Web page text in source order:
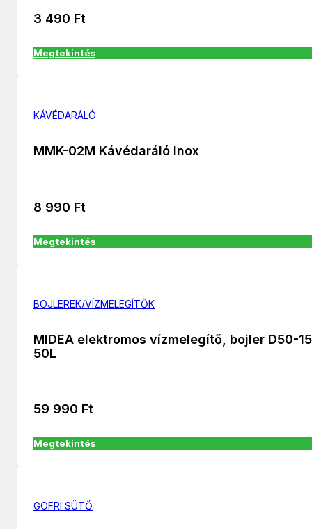
3 490 Ft
Megtekintés
KÁVÉDARÁLÓ
MMK-02M Kávédaráló Inox
8 990 Ft
Megtekintés
BOJLEREK/VÍZMELEGÍTŐK
MIDEA elektromos vízmelegítő, bojler D50-
50L
59 990 Ft
Megtekintés
GOFRI SÜTŐ